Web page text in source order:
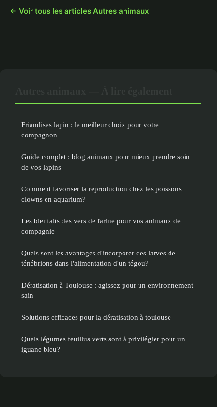
← Voir tous les articles Autres animaux
Friandises lapin : le meilleur choix pour votre
compagnon
Guide complet : blog animaux pour mieux prendre soin
de vos lapins
Comment favoriser la reproduction chez les poissons
clowns en aquarium?
Les bienfaits des vers de farine pour vos animaux de
compagnie
Quels sont les avantages d'incorporer des larves de
ténébrions dans l'alimentation d'un tégou?
Dératisation à Toulouse : agissez pour un environnement
sain
Solutions efficaces pour la dératisation à toulouse
Quels légumes feuillus verts sont à privilégier pour un
iguane bleu?